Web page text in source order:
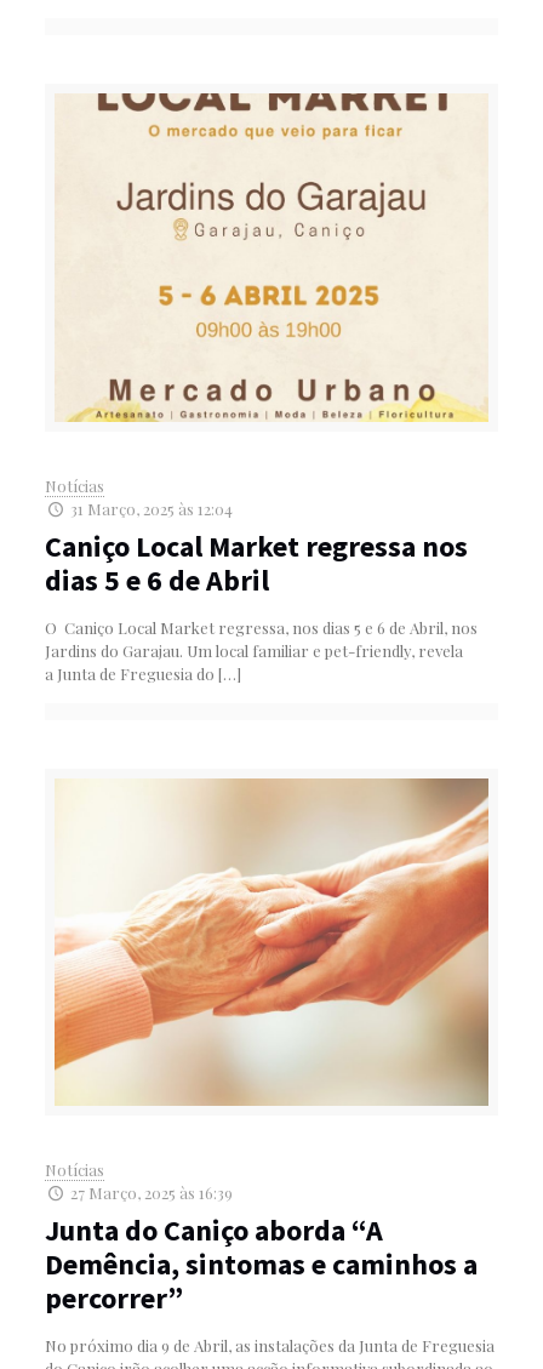
Notícias
31 Março, 2025 às 12:04
Caniço Local Market regressa nos
dias 5 e 6 de Abril
O Caniço Local Market regressa, nos dias 5 e 6 de Abril, nos
Jardins do Garajau. Um local familiar e pet-friendly, revela
a Junta de Freguesia do […]
Notícias
27 Março, 2025 às 16:39
Junta do Caniço aborda “A
Demência, sintomas e caminhos a
percorrer”
No próximo dia 9 de Abril, as instalações da Junta de Freguesia